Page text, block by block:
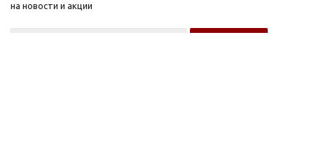
на новости и акции